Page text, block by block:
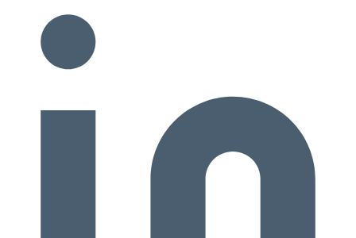
franchiseur est détenteur d’un concept que le franchisé va exploiter.
Il n’y a donc pas à proprement parlé de rapport hiérarchique entre
les deux entités, même si souvent, la tête de réseau a le dernier mot
en ce qui concerne le renouvellement du contrat de franchise.